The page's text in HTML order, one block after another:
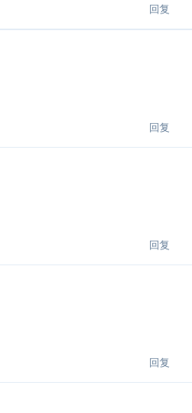
回复
回复
回复
回复